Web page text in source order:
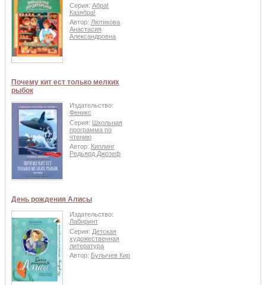
Серия: Абра!
Казябра!
Автор: Лютикова
Анастасия
Александровна
Почему кит ест только мелких
рыбок
Издательство:
Феникс
Серия: Школьная
программа по
чтению
Автор: Киплинг
Редьярд Джозеф
День рождения Алисы
Издательство:
Лабиринт
Серия: Детская
художественная
литература
Автор: Булычев Кир